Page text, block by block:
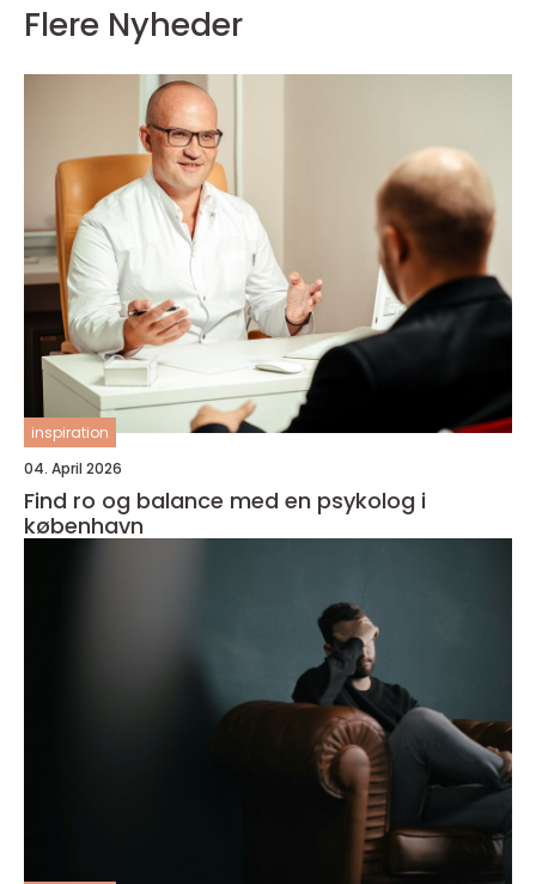
Flere Nyheder
inspiration
04. April 2026
Find ro og balance med en psykolog i
københavn